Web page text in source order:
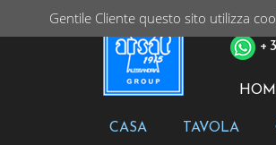
PER
CASA TAVOLA
Gentile Cliente questo sito utilizza